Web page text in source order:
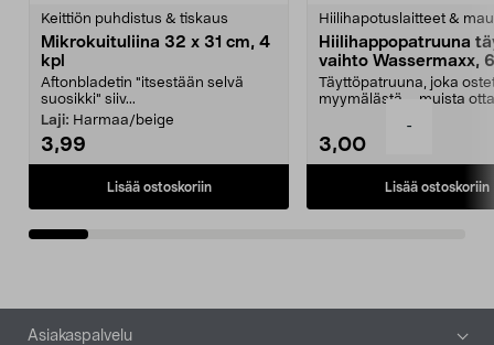
-
Keittiön puhdistus & tiskaus
Mikrokuituliina 32 x 31 cm, 4
kpl
Aftonbladetin "itsestään selvä
suosikki" siiv...
Laji: Harmaa/beige
3,99
Lisää ostoskoriin
Hiilihapotuslaitteet &
Hiilihappopatruuna
vaihto Wassermaxx,
Täyttöpatruuna, joka
myymälästä – muista
3,00
Lisää ostoskoriin
Alatunniste
Asiakaspalvelu